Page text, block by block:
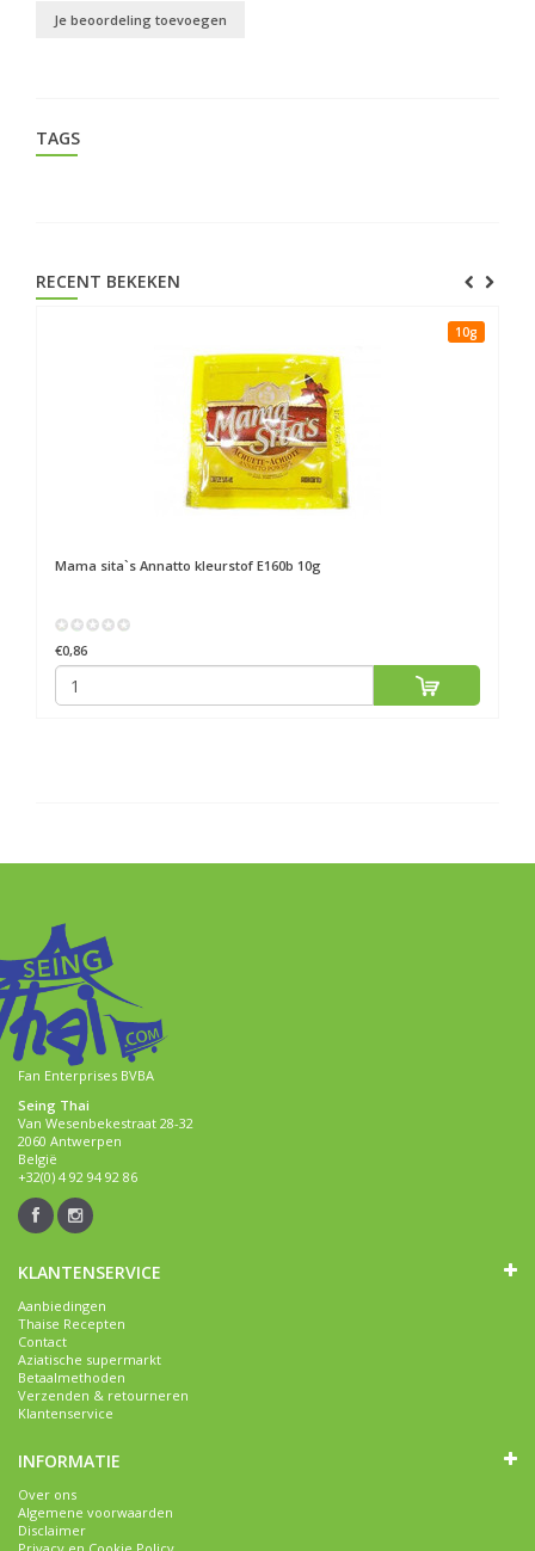
Je beoordeling toevoegen
TAGS
RECENT BEKEKEN
10g
Mama sita`s Annatto kleurstof E160b 10g
€0,86
Fan Enterprises BVBA
Seing Thai
Van Wesenbekestraat 28-32
2060 Antwerpen
België
+32(0) 4 92 94 92 86
KLANTENSERVICE
Aanbiedingen
Thaise Recepten
Contact
Aziatische supermarkt
Betaalmethoden
Verzenden & retourneren
Klantenservice
INFORMATIE
Over ons
Algemene voorwaarden
Disclaimer